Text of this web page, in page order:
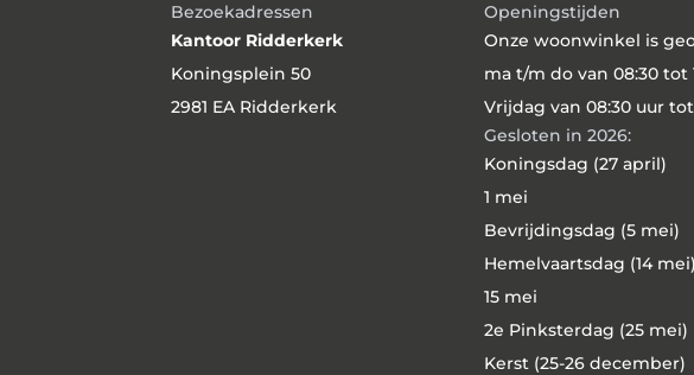
Bezoekadressen
Kantoor Ridderkerk
Koningsplein 50
2981 EA Ridderkerk
Openingstijden
Onze woonwinkel is
ma t/m do van 08:30 tot
Vrijdag van 08:30 uur tot
Gesloten in 2026:
Koningsdag (27 april)
1 mei
Bevrijdingsdag (5 mei)
Hemelvaartsdag (14 mei)
15 mei
2e Pinksterdag (25 mei)
Kerst (25-26 december)